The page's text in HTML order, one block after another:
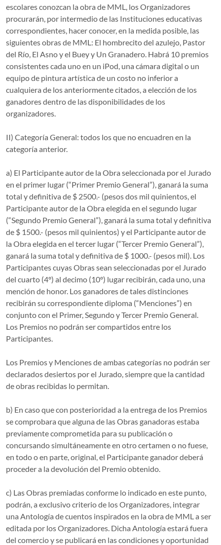
escolares conozcan la obra de MML, los Organizadores
procurarán, por intermedio de las Instituciones educativas
correspondientes, hacer conocer, en la medida posible, las
siguientes obras de MML: El hombrecito del azulejo, Pastor
del Río, El Asno y el Buey y Un Granadero. Habrá 10 premios
consistentes cada uno en un iPod, una cámara digital o un
equipo de pintura artística de un costo no inferior a
cualquiera de los anteriormente citados, a elección de los
ganadores dentro de las disponibilidades de los
organizadores.
II) Categoría General: todos los que no encuadren en la
categoría anterior.
a) El Participante autor de la Obra seleccionada por el Jurado
en el primer lugar (“Primer Premio General”), ganará la suma
total y definitiva de $ 2500.- (pesos dos mil quinientos, el
Participante autor de la Obra elegida en el segundo lugar
(“Segundo Premio General”), ganará la suma total y definitiva
de $ 1500.- (pesos mil quinientos) y el Participante autor de
la Obra elegida en el tercer lugar (“Tercer Premio General”),
ganará la suma total y definitiva de $ 1000.- (pesos mil). Los
Participantes cuyas Obras sean seleccionadas por el Jurado
del cuarto (4º) al decimo (10º) lugar recibirán, cada uno, una
mención de honor. Los ganadores de tales distinciones
recibirán su correspondiente diploma (“Menciones”) en
conjunto con el Primer, Segundo y Tercer Premio General.
Los Premios no podrán ser compartidos entre los
Participantes.
Los Premios y Menciones de ambas categorías no podrán ser
declarados desiertos por el Jurado, siempre que la cantidad
de obras recibidas lo permitan.
b) En caso que con posterioridad a la entrega de los Premios
se comprobara que alguna de las Obras ganadoras estaba
previamente comprometida para su publicación o
concursando simultáneamente en otro certamen o no fuese,
en todo o en parte, original, el Participante ganador deberá
proceder a la devolución del Premio obtenido.
c) Las Obras premiadas conforme lo indicado en este punto,
podrán, a exclusivo criterio de los Organizadores, integrar
una Antología de cuentos inspirados en la obra de MML a ser
editada por los Organizadores. Dicha Antología estará fuera
del comercio y se publicará en las condiciones y oportunidad